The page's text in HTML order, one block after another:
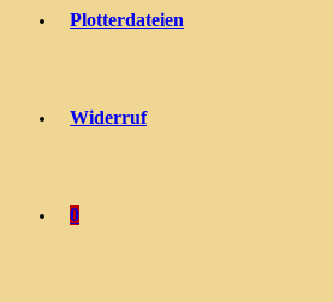
Plotterdateien
Widerruf
0